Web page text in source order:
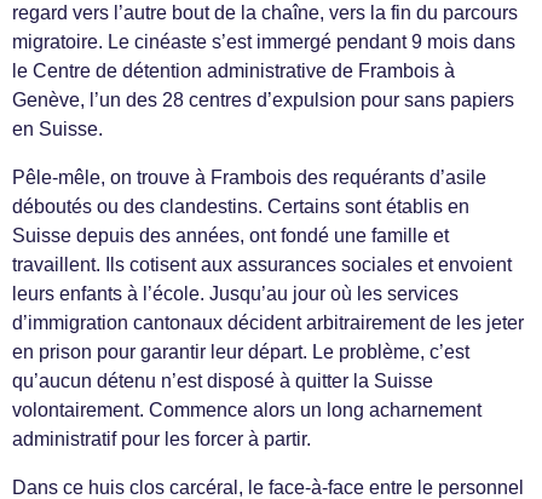
regard vers l’autre bout de la chaîne, vers la fin du parcours
migratoire. Le cinéaste s’est immergé pendant 9 mois dans
le Centre de détention administrative de Frambois à
Genève, l’un des 28 centres d’expulsion pour sans papiers
en Suisse.
Pêle-mêle, on trouve à Frambois des requérants d’asile
déboutés ou des clandestins. Certains sont établis en
Suisse depuis des années, ont fondé une famille et
travaillent. Ils cotisent aux assurances sociales et envoient
leurs enfants à l’école. Jusqu’au jour où les services
d’immigration cantonaux décident arbitrairement de les jeter
en prison pour garantir leur départ. Le problème, c’est
qu’aucun détenu n’est disposé à quitter la Suisse
volontairement. Commence alors un long acharnement
administratif pour les forcer à partir.
Dans ce huis clos carcéral, le face-à-face entre le personnel